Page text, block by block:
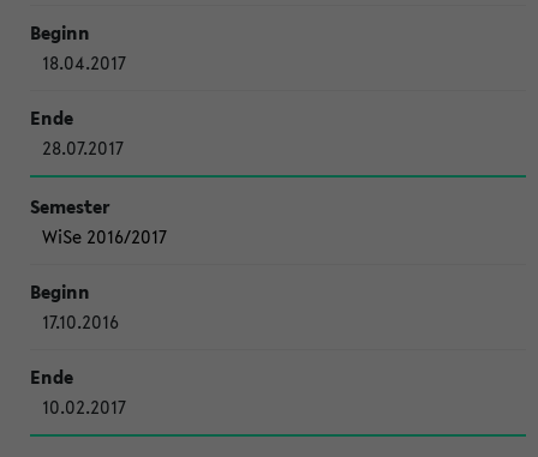
18.04.2017
28.07.2017
WiSe 2016/2017
17.10.2016
10.02.2017